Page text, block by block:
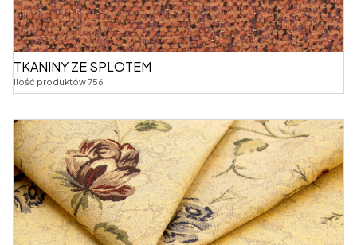
TKANINY ZE SPLOTEM
Ilość produktów 756